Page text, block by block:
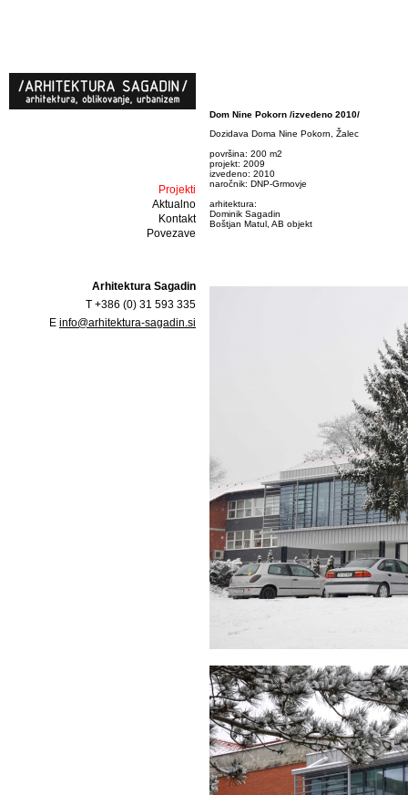
Projekti
Aktualno
Kontakt
Povezave
Arhitektura Sagadin
T +386 (0) 31 593 335
E info@arhitektura-sagadin.si
Dom Nine Pokorn /izvedeno 2010/
Dozidava Doma Nine Pokorn, Žalec
površina: 200 m2
projekt: 2009
izvedeno: 2010
naročnik: DNP-Grmovje
arhitektura:
Dominik Sagadin
Boštjan Matul, AB objekt